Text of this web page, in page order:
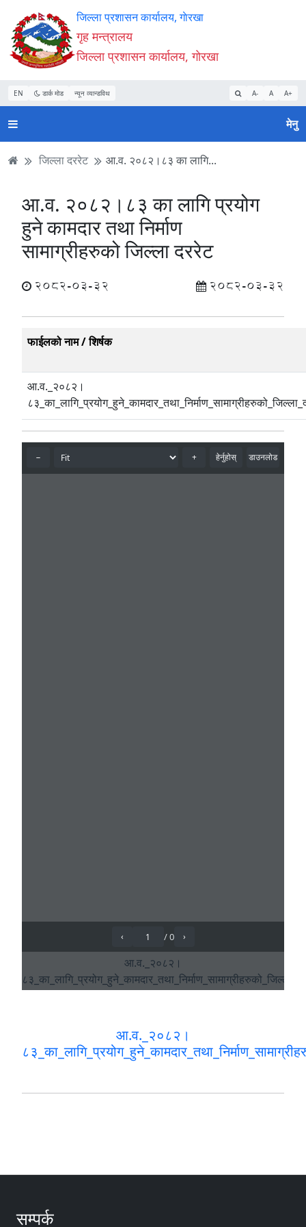
Accessibility
Mode
सुरु
गर्नुहोस्
सामाग्री
पढ्नुहाेस्
नेभिगेसन
पढ्नुहाेस्
वेबसाइट
खोजमा
जानुहोस्
जिल्ला प्रशासन कार्यालय, गाेरखा
गृह मन्त्रालय
जिल्ला प्रशासन कार्यालय, गाेरखा
EN डार्क मोड न्यून व्यान्डविथ A- A A+
मेनु
जिल्ला दररेट आ.व. २०८२।८३ का लागि...
आ.व. २०८२।८३ का लागि प्रयोग
हुने कामदार तथा निर्माण
सामाग्रीहरुको जिल्ला दररेट
2082-03-32 2082-03-32
फाईलको नाम / शिर्षक
आ.व._२०८२।
आ.व._२०८२।
सम्पर्क